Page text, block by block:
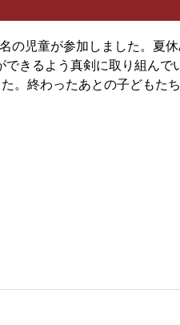
児童が参加しました。夏
きるよう真剣に取り組んで
。終わったあとの子どもた